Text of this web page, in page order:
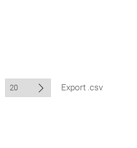
Export .csv